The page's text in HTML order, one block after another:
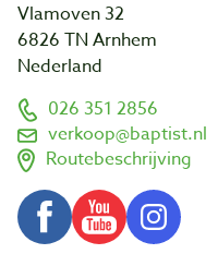
Vlamoven 32
6826 TN Arnhem
Nederland
026 351 2856
verkoop@baptist.nl
Routebeschrijving